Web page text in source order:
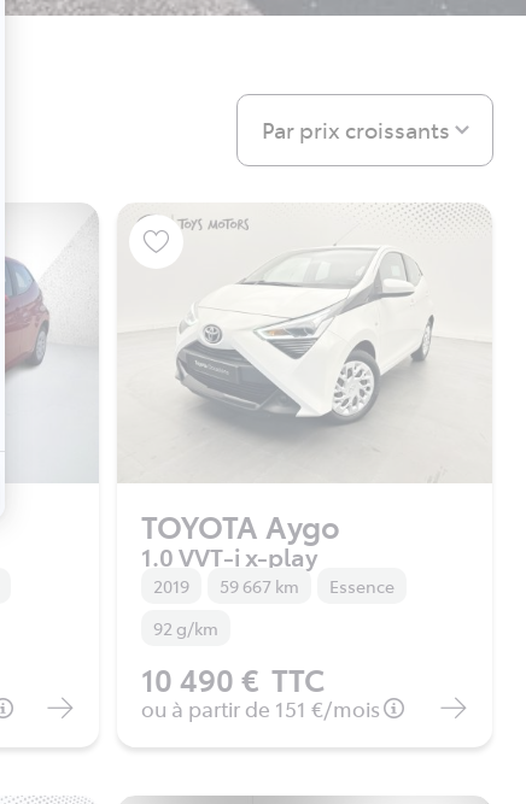
Par prix croissants
TOYOTA Aygo
1.0 VVT-i x-play
2019 59 667 km
Essence
92 g/km
10 490 € TTC
ou à partir de 151 €/mois